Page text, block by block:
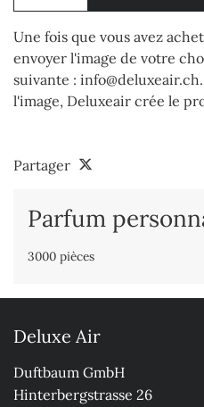
Une fois que vous avez
envoyer l'image de votre
suivante :
l'image, Deluxeair crée le
Partager
Parfum
3000 pièces
Deluxe Air
Duftbaum GmbH
Hinterbergstrasse 26